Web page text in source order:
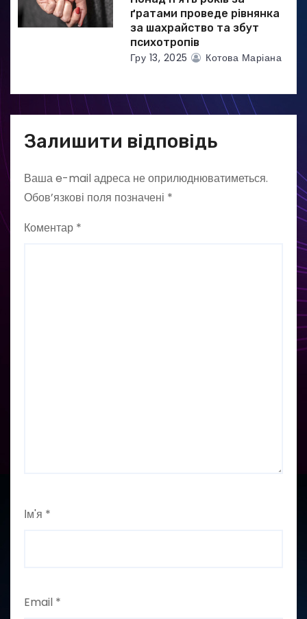
ґратами проведе рівнянка
за шахрайство та збут
психотропів
Гру 13, 2025 Котова Маріана
Залишити відповідь
Ваша e-mail адреса не оприлюднюватиметься.
Обов’язкові поля позначені *
Коментар *
Ім'я *
Email *